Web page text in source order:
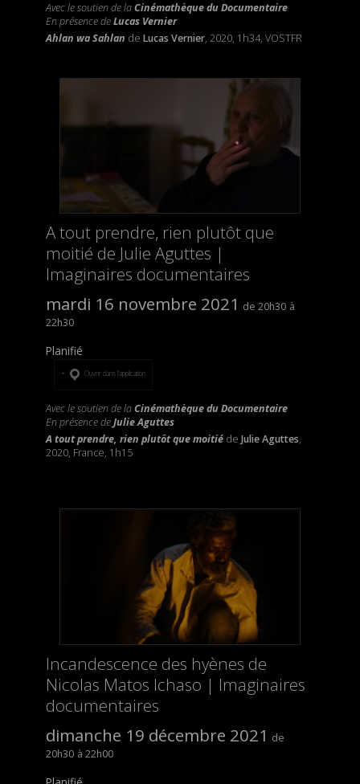
Avec le soutien de laCinémathèque du Documentaire
En présence deLucas Vernier
Ahlan wa Sahlan de Lucas Vernier, 2020, 1h34, VOSTFR
A tout prendre, rien plutôt que
moitié de Julie Aguttes |
Imaginaires documentaires
mardi 16 novembre 2021
20h30
22h30
Planifié
Ouvrir dans l’application
Avec le soutien de laCinémathèque du Documentaire
En présence deJulie Aguttes
A tout prendre, rien plutôt que moitiéde Julie Aguttes,
2020, France, 1h15
Incandescence des hyènes de
Nicolas Matos Ichaso | Imaginaires
documentaires
dimanche 19 décembre 2021
20h30 22h00